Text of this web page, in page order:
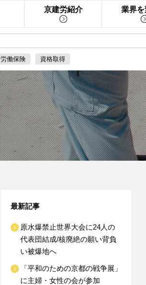
京建労紹介 業界
労働保険 資格取得
最新記事
原水爆禁止世界大会に24人の
代表団結成/核廃絶の願い背負
い被爆地へ
「平和のための京都の戦争展」
に主婦・女性の会が参加